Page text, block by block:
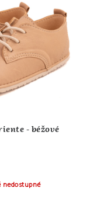
- béžové